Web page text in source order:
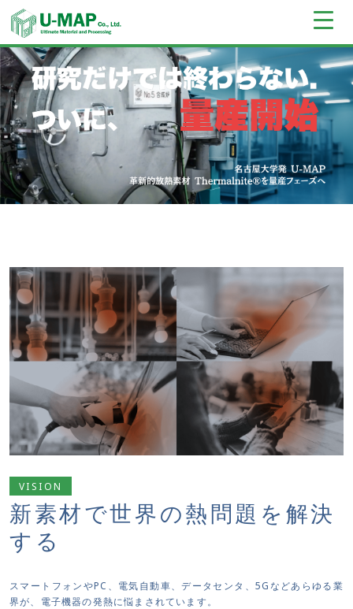
VISION
新素材で世界の熱問題を解決
する
スマートフォンやPC、電気自動車、データセンタ、5Gなどあらゆる業
界が、電子機器の発熱に悩まされています。